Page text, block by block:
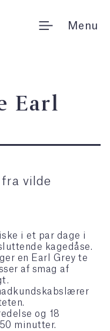
Menu
Earl
vilde
i et par dage i
kagedåse.
en Earl Grey te
af smag af
og 18
minutter.